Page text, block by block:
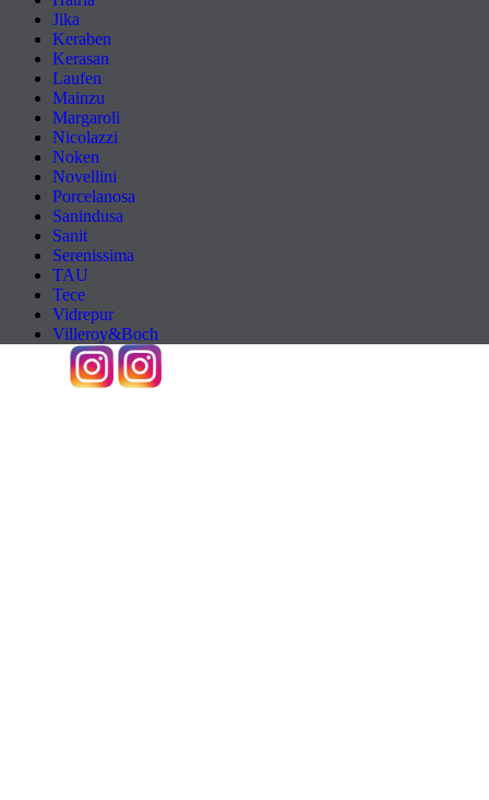
Jika
Keraben
Kerasan
Laufen
Mainzu
Margaroli
Nicolazzi
Noken
Novellini
Porcelanosa
Sanindusa
Sanit
Serenissima
TAU
Tece
Vidrepur
Villeroy&Boch